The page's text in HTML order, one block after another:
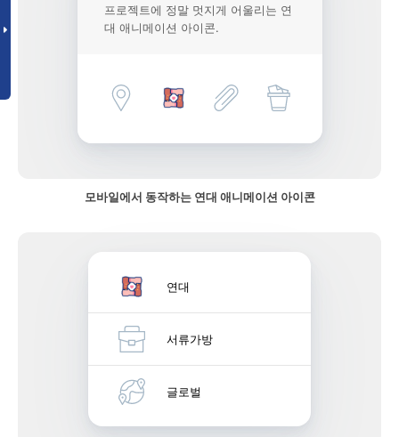
프로젝트에 정말 멋지게 어울리는 연
대 애니메이션 아이콘.
모바일에서 동작하는 연대 애니메이션 아이콘
연대
서류가방
글로벌